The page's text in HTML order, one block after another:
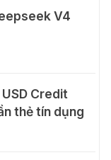
V4
Credit
thẻ tín dụng